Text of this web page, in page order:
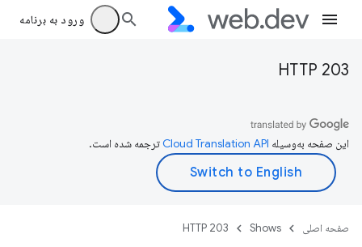
ورود به برنامه
HTTP 203
این صفحه به‌وسیله ترجمه شده است.
صفحه اصلی Shows
HTTP 203